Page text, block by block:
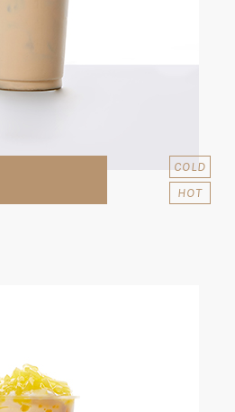
COLD
HOT